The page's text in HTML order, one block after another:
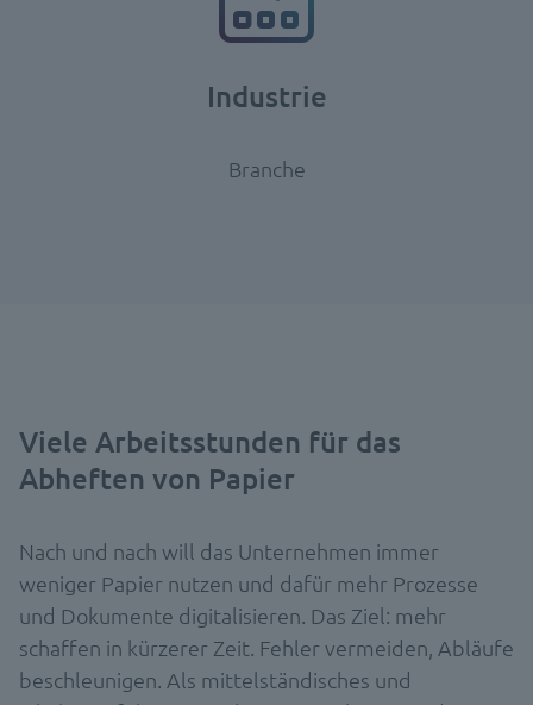
Industrie
Branche
Viele Arbeitsstunden für das
Abheften von Papier
Nach und nach will das Unternehmen immer
weniger Papier nutzen und dafür mehr Prozesse
und Dokumente digitalisieren. Das Ziel: mehr
schaffen in kürzerer Zeit. Fehler vermeiden, Abläufe
beschleunigen. Als mittelständisches und